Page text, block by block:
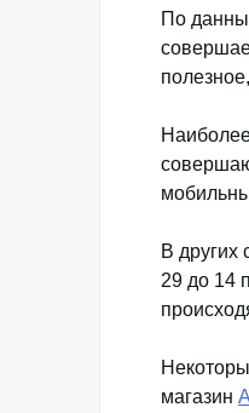
По
В других
29 до 14
магазин